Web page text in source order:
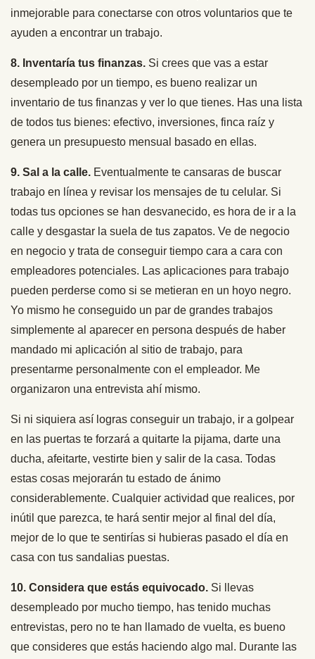
inmejorable para conectarse con otros voluntarios que te
ayuden a encontrar un trabajo.
8. Inventaría tus finanzas. Si crees que vas a estar
desempleado por un tiempo, es bueno realizar un
inventario de tus finanzas y ver lo que tienes. Has una lista
de todos tus bienes: efectivo, inversiones, finca raíz y
genera un presupuesto mensual basado en ellas.
9. Sal a la calle. Eventualmente te cansaras de buscar
trabajo en línea y revisar los mensajes de tu celular. Si
todas tus opciones se han desvanecido, es hora de ir a la
calle y desgastar la suela de tus zapatos. Ve de negocio
en negocio y trata de conseguir tiempo cara a cara con
empleadores potenciales. Las aplicaciones para trabajo
pueden perderse como si se metieran en un hoyo negro.
Yo mismo he conseguido un par de grandes trabajos
simplemente al aparecer en persona después de haber
mandado mi aplicación al sitio de trabajo, para
presentarme personalmente con el empleador. Me
organizaron una entrevista ahí mismo.
Si ni siquiera así logras conseguir un trabajo, ir a golpear
en las puertas te forzará a quitarte la pijama, darte una
ducha, afeitarte, vestirte bien y salir de la casa. Todas
estas cosas mejorarán tu estado de ánimo
considerablemente. Cualquier actividad que realices, por
inútil que parezca, te hará sentir mejor al final del día,
mejor de lo que te sentirías si hubieras pasado el día en
casa con tus sandalias puestas.
10. Considera que estás equivocado. Si llevas
desempleado por mucho tiempo, has tenido muchas
entrevistas, pero no te han llamado de vuelta, es bueno
que consideres que estás haciendo algo mal. Durante las